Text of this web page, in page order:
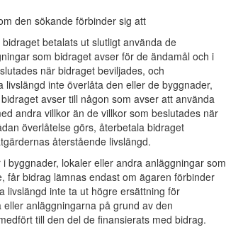
den sökande förbinder sig att
betalats ut slutligt använda de
som bidraget avser för de ändamål och i
när bidraget beviljades, och
livslängd inte överlåta den eller de byggnader,
avser till någon som avser att använda
andra villkor än de villkor som beslutades när
överlåtelse görs, återbetala bidraget
återstående livslängd.
byggnader, lokaler eller andra anläggningar som
får bidrag lämnas endast om ägaren förbinder
livslängd inte ta ut högre ersättning för
anläggningarna på grund av den
till den del de finansierats med bidrag.